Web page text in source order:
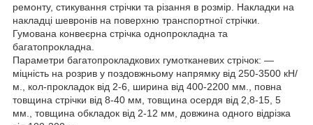
ремонту, стикування стрічки та різання в розмір. Накладки на
накладці шевронів на поверхню транспортної стрічки.
Гумована конвеєрна стрічка однопрокладна та
багатопрокладна.
Параметри багатопрокладкових гумотканевих стрічок: —
міцність на розрив у поздовжньому напрямку від 250-3500 кН/
м., кол-прокладок від 2-6, ширина від 400-2200 мм., повна
товщина стрічки від 8-40 мм, товщина осердя від 2,8-15, 5
мм., товщина обкладок від 2-12 мм, довжина одного відрізка